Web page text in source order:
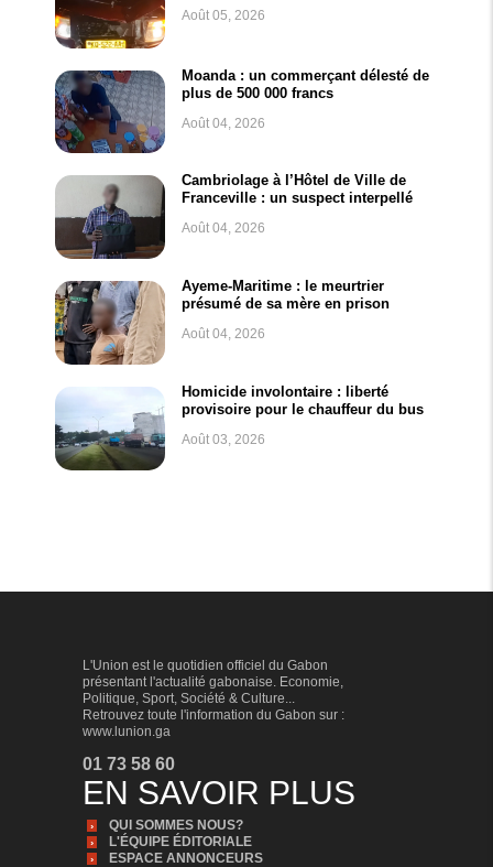
Août 05, 2026
Moanda : un commerçant délesté de
plus de 500 000 francs
Août 04, 2026
Cambriolage à l’Hôtel de Ville de
Franceville : un suspect interpellé
Août 04, 2026
Ayeme-Maritime : le meurtrier
présumé de sa mère en prison
Août 04, 2026
Homicide involontaire : liberté
provisoire pour le chauffeur du bus
Août 03, 2026
L'Union est le quotidien officiel du Gabon
présentant l'actualité gabonaise. Economie,
Politique, Sport, Société & Culture...
Retrouvez toute l'information du Gabon sur :
www.lunion.ga
01 73 58 60
EN SAVOIR PLUS
QUI SOMMES NOUS?
L'ÉQUIPE ÉDITORIALE
ESPACE ANNONCEURS